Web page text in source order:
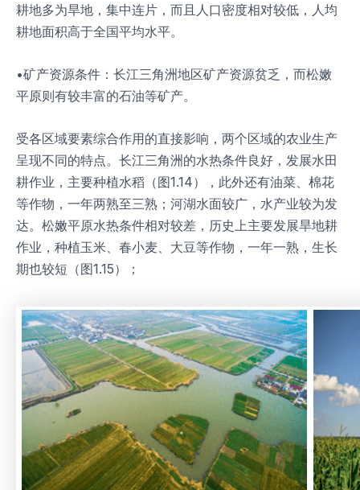
耕地多为旱地，集中连片，而且人口密度相对较低，人均
耕地面积高于全国平均水平。
•矿产资源条件：长江三角洲地区矿产资源贫乏，而松嫩
平原则有较丰富的石油等矿产。
受各区域要素综合作用的直接影响，两个区域的农业生产
呈现不同的特点。长江三角洲的水热条件良好，发展水田
耕作业，主要种植水稻（图1.14），此外还有油菜、棉花
等作物，一年两熟至三熟；河湖水面较广，水产业较为发
达。松嫩平原水热条件相对较差，历史上主要发展旱地耕
作业，种植玉米、春小麦、大豆等作物，一年一熟，生长
期也较短（图1.15）；